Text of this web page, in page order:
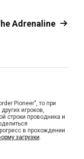
Adrenaline
Pioneer", то при
игроков,
строки проводника и
в прохождении
загрузки.